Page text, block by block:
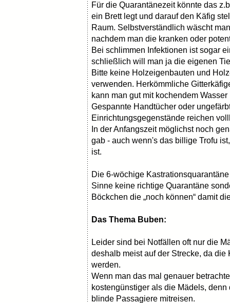
Für die Quarantänezeit könnte das
ein Brett legt und darauf den Käfig
Raum. Selbstverständlich wäscht
nachdem man die kranken oder
Bei schlimmen Infektionen ist sogar
schließlich will man ja die eigenen
Bitte keine Holzeigenbauten und
verwenden. Herkömmliche
kann man gut mit kochendem
Gespannte Handtücher oder
Einrichtungsgegenstände reichen
In der Anfangszeit möglichst noch
gab - auch wenn's das billige Trofu
ist.
Die 6-wöchige
Sinne keine richtige Quarantäne
Böckchen die „noch können“ damit
Das Thema Buben:
Leider sind bei Notfällen oft nur die
deshalb meist auf der Strecke, da
werden.
Wenn man das mal genauer
kostengünstiger als die Mädels,
blinde Passagiere mitreisen.